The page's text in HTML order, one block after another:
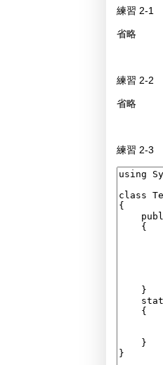
練習 2-1
省略
練習 2-2
省略
練習 2-3